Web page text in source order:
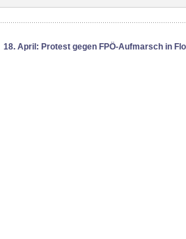
18. April: Protest gegen FPÖ-Aufmarsch in